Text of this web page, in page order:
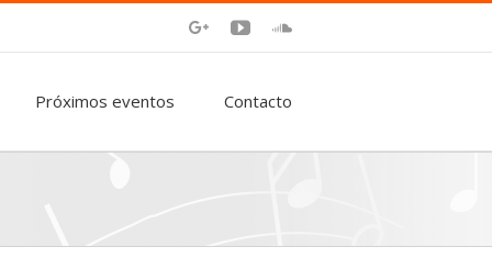
Google+YoutubeSoundcloud
Próximos eventos Contacto